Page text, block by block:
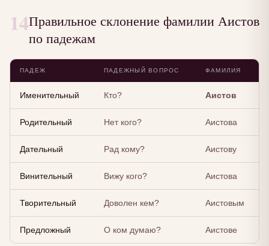
14Правильное склонение фамилии Аистов
по падежам
ПАДЕЖ ПАДЕЖНЫЙ ВОПРОС ФАМИЛИЯ
Именительный Кто? Аистов
Родительный Нет кого? Аистова
Дательный Рад кому? Аистову
Винительный Вижу кого? Аистова
Творительный Доволен кем? Аистовым
Предложный О ком думаю? Аистове